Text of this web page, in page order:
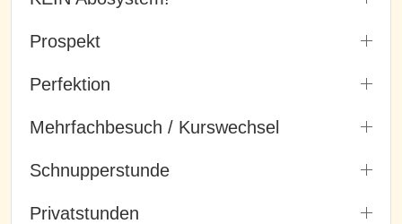
Prospekt
Perfektion
Mehrfachbesuch / Kurswechsel
Schnupperstunde
Privatstunden